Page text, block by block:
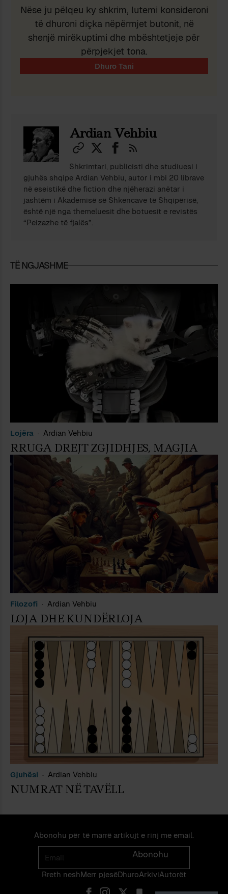
Nëse ju pëlqeu ky shkrim, lutemi konsideroni
të dhuroni diçka nëpërmjet butonit, në
shenjë mirëkuptimi dhe mbështetjeje për
përpjekjet tona.
Ardian Vehbiu
Shkrimtari, publicisti dhe studiuesi i
gjuhës shqipe Ardian Vehbiu, autor i mbi 20 librave
në eseistikë dhe fiction dhe njëherazi anëtar i
jashtëm i Akademisë së Shkencave të Shqipërisë,
është një nga themeluesit dhe botuesit e revistës
“Peizazhe të fjalës”.
TË NGJASHME
Lojëra Ardian Vehbiu
RRUGA DREJT ZGJIDHJES, MAGJIA
Filozofi Ardian Vehbiu
LOJA DHE KUNDËRLOJA
Gjuhësi Ardian Vehbiu
NUMRAT NË TAVËLL
Abonohu për të marrë artikujt e rinj me email.
Email
Abonohu
Rreth neshMerr pjes​​ë​DhuroArkiviAutorët